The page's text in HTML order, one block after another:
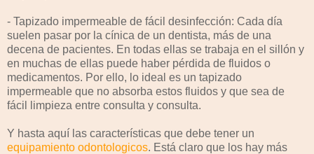
- Tapizado impermeable de fácil desinfección: Cada día
suelen pasar por la cínica de un dentista, más de una
decena de pacientes. En todas ellas se trabaja en el sillón y
en muchas de ellas puede haber pérdida de fluidos o
medicamentos. Por ello, lo ideal es un tapizado
impermeable que no absorba estos fluidos y que sea de
fácil limpieza entre consulta y consulta.
Y hasta aquí las características que debe tener un
equipamiento odontologicos. Está claro que los hay más